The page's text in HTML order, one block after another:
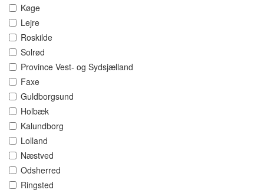
Køge
Lejre
Roskilde
Solrød
Province Vest- og Sydsjælland
Faxe
Guldborgsund
Holbæk
Kalundborg
Lolland
Næstved
Odsherred
Ringsted